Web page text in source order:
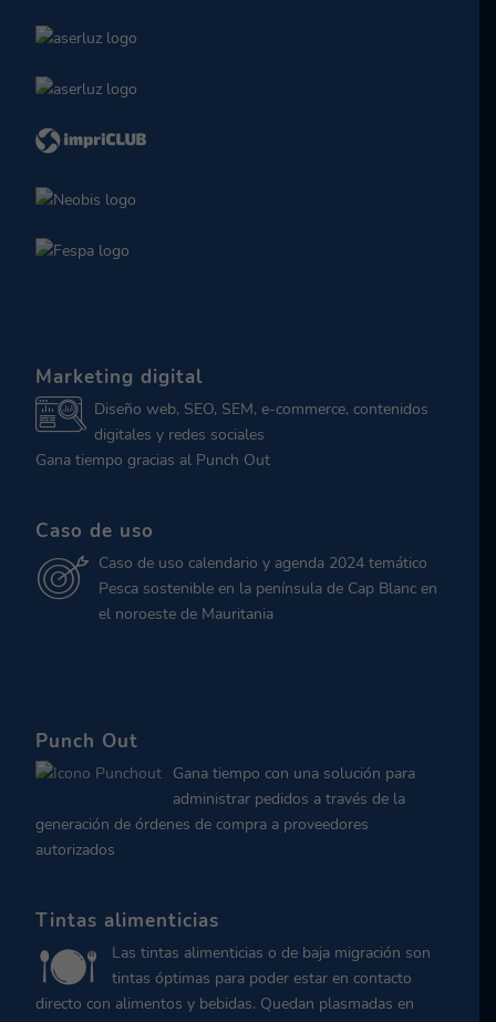
Marketing digital
Diseño web, SEO, SEM, e-commerce, contenidos
digitales y redes sociales
Gana tiempo gracias al Punch Out
Caso de uso
Caso de uso calendario y agenda 2024 temático
Pesca sostenible en la península de Cap Blanc en
el noroeste de Mauritania
Punch Out
Gana tiempo con una solución para
administrar pedidos a través de la
generación de órdenes de compra a proveedores
autorizados
Tintas alimenticias
Las tintas alimenticias o de baja migración son
tintas óptimas para poder estar en contacto
directo con alimentos y bebidas. Quedan plasmadas en